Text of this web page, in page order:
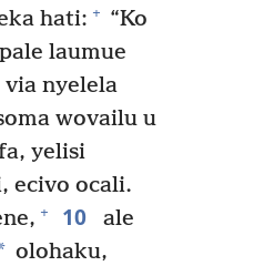
hati: + “Ko
laumue
nyelela
wovailu u
yelisi
ecivo ocali.
+ 10
ale
olohaku,